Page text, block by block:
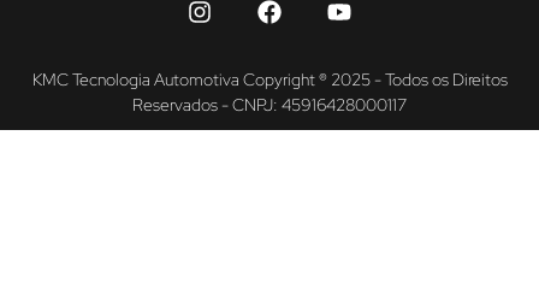
KMC Tecnologia Automotiva Copyright ® 2025 - Todos os Direitos
Reservados - CNPJ: 45916428000117